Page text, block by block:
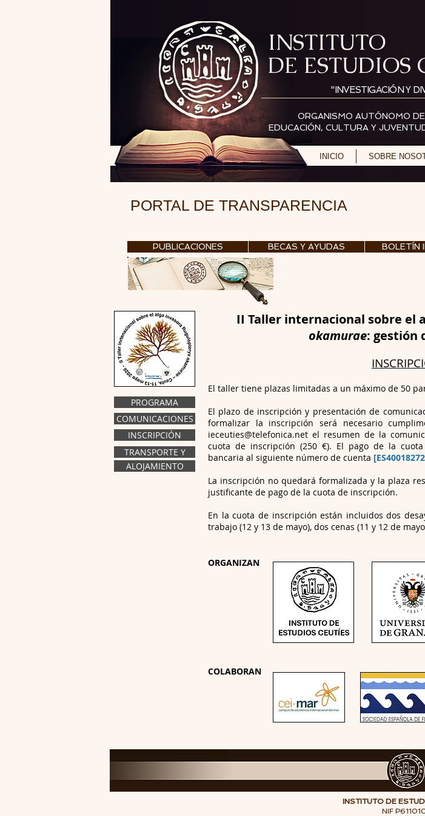
INSTITUTO
DE ESTUDIOS
"INVESTIGACIÓN Y
ORGANISMO AUTÓNOMO
EDUCACIÓN, CULTURA Y
INICIO SOBRE
PORTAL DE TRANSPARENCIA
PUBLICACIONES BECAS Y AYUDAS BOLETÍN
PROGRAMA
COMUNICACIONES
INSCRIPCIÓN
TRANSPORTE Y
ALOJAMIENTO
II Taller internacional sobre el
okamurae: gestión
El taller tiene plazas limitadas a un máximo de 50
El plazo de inscripción y presentación de
formalizar la inscripción será necesario
ieceuties@telefonica.net el resumen de la
cuota de inscripción (250 €). El pago de la
bancaria al siguiente número de cuenta
La inscripción no quedará formalizada y la plaza
justificante de pago de la cuota de inscripción.
En la cuota de inscripción están incluidos dos
trabajo (12 y 13 de mayo), dos cenas (11 y 12 de
ORGANIZAN
COLABORAN
INSTITUTO DE
NIF